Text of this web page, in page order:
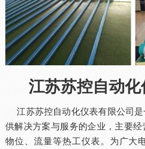
江苏苏控自动化
江苏苏控自动化仪表有限公司是
供解决方案与服务的企业，主要经
物位、流量等热工仪表。为广大